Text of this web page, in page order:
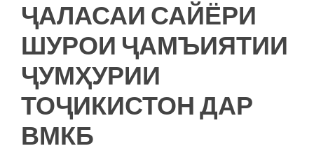
ҶАЛАСАИ САЙЁРИ
ШУРОИ ҶАМЪИЯТИИ
ҶУМҲУРИИ
ТОҶИКИСТОН ДАР
ВМКБ